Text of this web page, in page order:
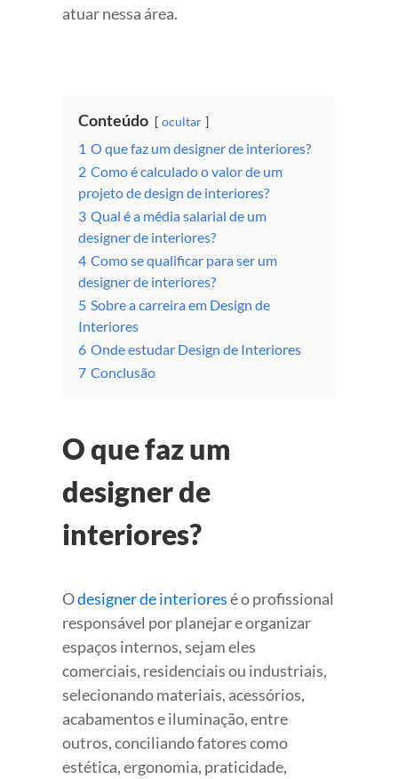
atuar nessa área.
Conteúdo ocultar
1 O que faz um designer de interiores?
2 Como é calculado o valor de um
projeto de design de interiores?
3 Qual é a média salarial de um
designer de interiores?
4 Como se qualificar para ser um
designer de interiores?
5 Sobre a carreira em Design de
Interiores
6 Onde estudar Design de Interiores
7 Conclusão
O que faz um
designer de
interiores?
Odesigner de interioresé o profissional
responsável por planejar e organizar
espaços internos, sejam eles
comerciais, residenciais ou industriais,
selecionando materiais, acessórios,
acabamentos e iluminação, entre
outros, conciliando fatores como
estética, ergonomia, praticidade,